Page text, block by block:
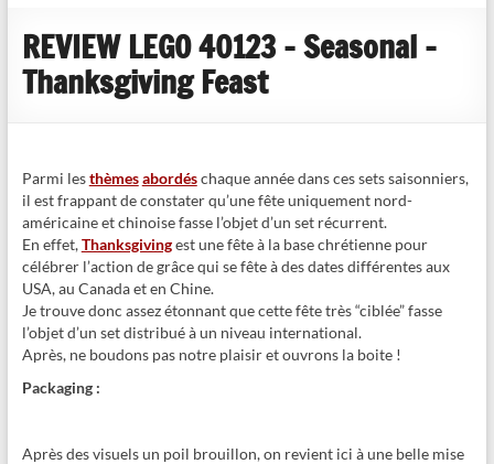
reviews
REVIEW LEGO 40123 – Seasonal –
Thanksgiving Feast
Parmi lesthèmesabordéschaque année dans ces sets saisonniers,
il est frappant de constater qu’une fête uniquement nord-
américaine et chinoise fasse l’objet d’un set récurrent.
En effet,Thanksgivingest une fête à la base chrétienne pour
célébrer l’action de grâce qui se fête à des dates différentes aux
USA, au Canada et en Chine.
Je trouve donc assez étonnant que cette fête très “ciblée” fasse
l’objet d’un set distribué à un niveau international.
Après, ne boudons pas notre plaisir et ouvrons la boite !
Packaging :
Après des visuels un poil brouillon, on revient ici à une belle mise